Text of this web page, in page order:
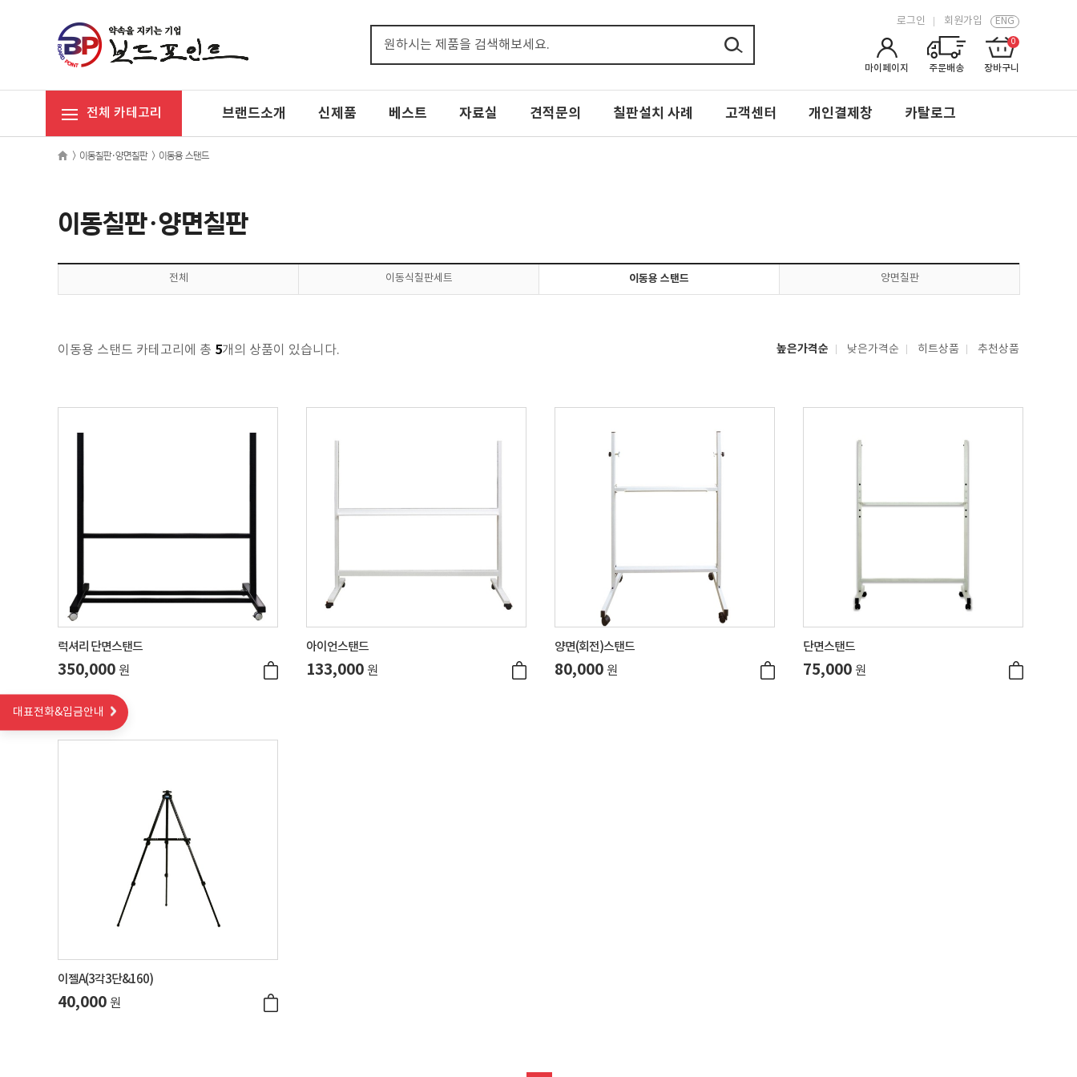
로그인 회원가입 ENG
마이페이지 주문배송
0
장바구니
전체 카테고리 브랜드소개 신제품 베스트 자료실 견적문의 칠판설치 사례 고객센터 개인결제창 카탈로그
> 이동칠판·양면칠판 > 이동용 스탠드
이동칠판·양면칠판
대표전화&입금안내
전체 이동식칠판세트 이동용 스탠드 양면칠판
이동용 스탠드 카테고리에 총 5개의 상품이 있습니다. 높은가격순 낮은가격순 히트상품 추천상품
럭셔리 단면스탠드
350,000 원
아이언스탠드
133,000 원
양면(회전)스탠드
80,000 원
단면스탠드
75,000 원
이젤A(3각3단&160)
40,000 원